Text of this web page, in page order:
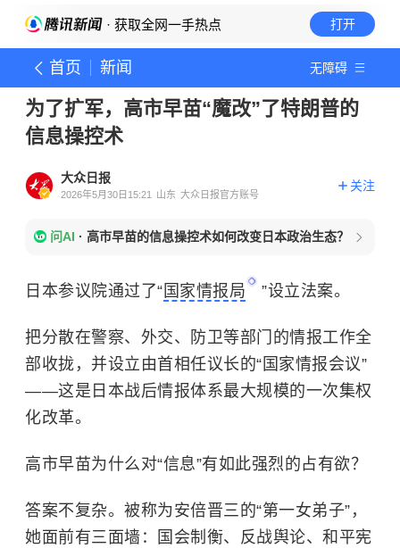
· 获取全网一手热点 打开
首页 新闻 无障碍
为了扩军，高市早苗“魔改”了特朗普的
信息操控术
大众日报
2026年5月30日15:21 山东 大众日报官方账号
关注
问AI · 高市早苗的信息操控术如何改变日本政治生态？
日本参议院通过了“ 国家情报局 ”设立法案。
把分散在警察、外交、防卫等部门的情报工作全
部收拢，并设立由首相任议长的“国家情报会议”
——这是日本战后情报体系最大规模的一次集权
化改革。
高市早苗为什么对“信息”有如此强烈的占有欲？
答案不复杂。被称为安倍晋三的“第一女弟子”，
她面前有三面墙：国会制衡、反战舆论、和平宪